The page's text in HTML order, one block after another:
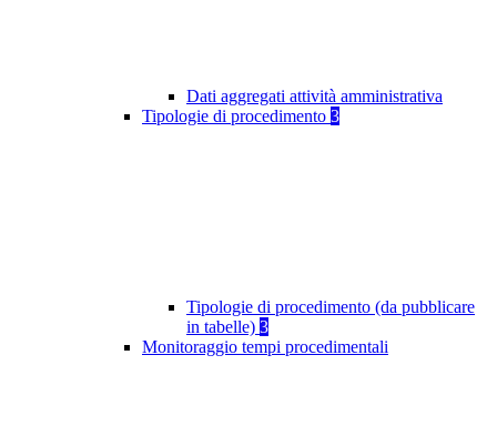
Dati aggregati attività amministrativa
Tipologie di procedimento 3
Tipologie di procedimento (da pubblicare
in tabelle) 3
Monitoraggio tempi procedimentali